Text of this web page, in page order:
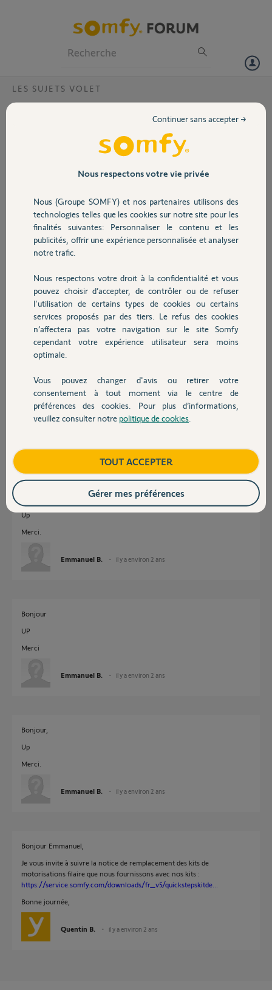
Volet
Sécurité
Domotique
Chauffage
Autres produits
Devis avec un pro
Contact
LES SUJETS VOLET
Changement de moteur ILMO50 -
Bonjour,
J'en suis à la phase de remontage,
ayant démonté l'ancien moteur qui
moment, je ne me souviens plus
quelles vis utiliser à quel endroit, si
quelqu'un pouvait m'aiguiller...
Emmanuel
Emmanuel B.
il y a environ 2 ans
Participer au fil de discussion
Réponses
Up
Merci.
Emmanuel B. il y a environ 2 ans
Bonjour
UP
Merci
Emmanuel B. il y a environ 2 ans
Bonjour,
Up
Merci.
Emmanuel B. il y a environ 2 ans
Bonjour Emmanuel,
Je vous invite à suivre la notice de remplacement des kits de
motorisations filaire que nous fournissons avec nos kits :
https://service.somfy.com/downloads/fr_v5/quickstepskitde...
Bonne journée,
Quentin B. il y a environ 2 ans
Nous respectons votre vie privée
Nous (Groupe SOMFY) et nos partenaires utilisons des
technologies telles que les cookies sur notre site pour les
finalités suivantes: Personnaliser le contenu et les
publicités, offrir une expérience personnalisée et analyser
notre trafic.
Nous respectons votre droit à la confidentialité et vous
pouvez choisir d’accepter, de contrôler ou de refuser
l'utilisation de certains types de cookies ou certains
services proposés par des tiers. Le refus des cookies
n’affectera pas votre navigation sur le site Somfy
cependant votre expérience utilisateur sera moins
optimale.
Vous pouvez changer d'avis ou retirer votre
consentement à tout moment via le centre de
préférences des cookies. Pour plus d’informations,
veuillez consulter notre politique de cookies
Continuer sans accepter →
TOUT ACCEPTER
Gérer mes préférences